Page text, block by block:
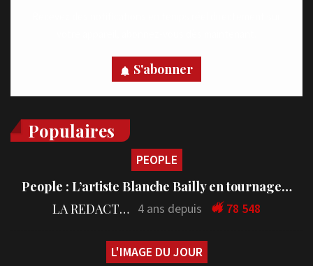
S'abonner
Populaires
PEOPLE
People : L’artiste Blanche Bailly en tournage…
LA REDACTION 4 ans depuis 78 548
L'IMAGE DU JOUR